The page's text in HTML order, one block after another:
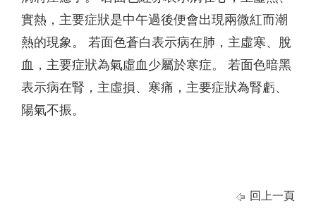
實熱，主要症狀是中午過後便會出現兩微紅而潮
熱的現象。 若面色蒼白表示病在肺，主虛寒、脫
血，主要症狀為氣虛血少屬於寒症。 若面色暗黑
表示病在腎，主虛損、寒痛，主要症狀為腎虧、
陽氣不振。
回上一頁